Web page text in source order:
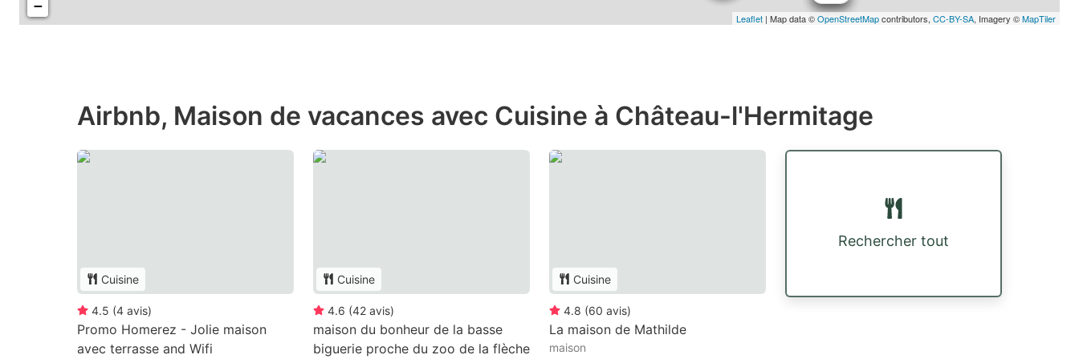
−
Leaflet | Map data ©OpenStreetMapcontributors, CC-BY-SA, Imagery ©MapTiler
Airbnb, Maison de vacances avec Cuisine à Château-l'Hermitage
Cuisine
4.5 (4 avis)
Promo Homerez - Jolie maison
avec terrasse and Wifi
Cuisine
4.6 (42 avis)
maison du bonheur de la basse
biguerie proche du zoo de la flèche
Cuisine
4.8 (60 avis)
La maison de Mathilde
maison
Rechercher tout